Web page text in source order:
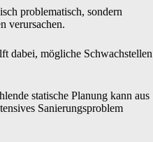
problematisch, sondern
verursachen.
dabei, mögliche Schwachstellen
statische Planung kann aus
Sanierungsproblem